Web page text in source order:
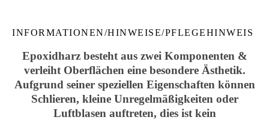
INFORMATIONEN/HINWEISE/PFLEGEHINWEIS
Epoxidharz besteht aus zwei Komponenten &
verleiht Oberflächen eine besondere Ästhetik.
Aufgrund seiner speziellen Eigenschaften können
Schlieren, kleine Unregelmäßigkeiten oder
Luftblasen auftreten, dies ist kein